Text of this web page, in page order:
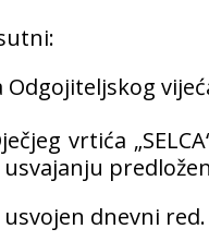
vrtića
usvajanju
usvojen dnevni red.